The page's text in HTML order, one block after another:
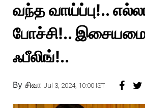
Television
Reviews
Story
வந்த வாய்ப்பு!..
போச்சி!..
ஃபீலிங்!..
By சிவா Jul 3, 2024, 10:00 IST